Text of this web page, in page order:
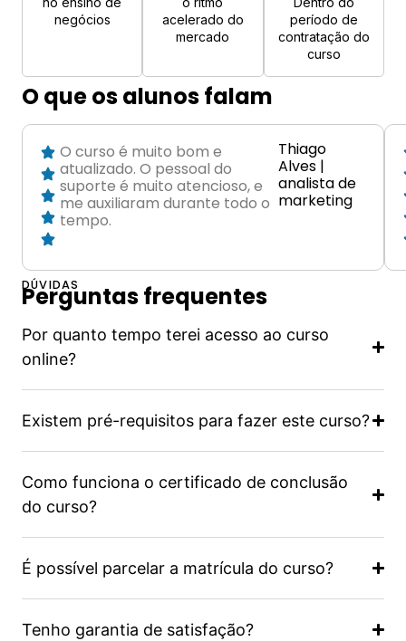
negócios
acelerado do
mercado
período de
contratação do
curso
O que os alunos falam
O curso é muito bom e
atualizado. O pessoal do
suporte é muito atencioso, e
me auxiliaram durante todo o
tempo.
Thiago
Alves |
analista de
marketing
DÚVIDAS
Perguntas frequentes
Por quanto tempo terei acesso ao curso
online?
Existem pré-requisitos para fazer este curso?
Como funciona o certificado de conclusão
do curso?
É possível parcelar a matrícula do curso?
Tenho garantia de satisfação?